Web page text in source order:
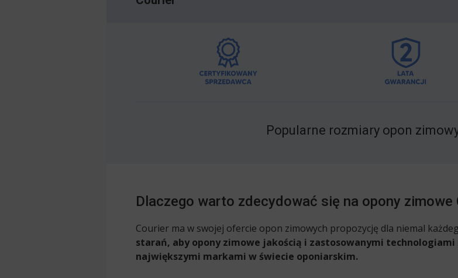
Popularne rozmiary opon
Dlaczego warto zdecydować się na opony zimowe
Courier ma w swojej ofercie opon zimowych propozycję dla niemal
starań, aby opony zimowe jakością i zastosowanymi technologiami
największymi markami w świecie oponiarskim.